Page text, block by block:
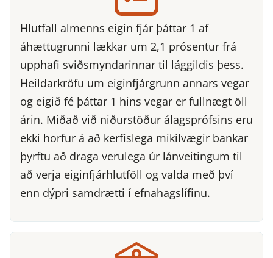
Hlutfall almenns eigin fjár þáttar 1 af
áhættugrunni lækkar um 2,1 prósentur frá
upphafi sviðsmyndarinnar til lággildis þess.
Heildarkröfu um eiginfjárgrunn annars vegar
og eigið fé þáttar 1 hins vegar er fullnægt öll
árin. Miðað við niðurstöður álagsprófsins eru
ekki horfur á að kerfislega mikilvægir bankar
þyrftu að draga verulega úr lánveitingum til
að verja eiginfjárhlutföll og valda með því
enn dýpri samdrætti í efnahagslífinu.